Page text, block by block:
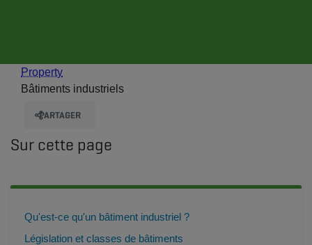
Property
Bâtiments industriels
PARTAGER
Sur cette page
Qu'est-ce qu'un bâtiment industriel ?
Législation et classes de bâtiments